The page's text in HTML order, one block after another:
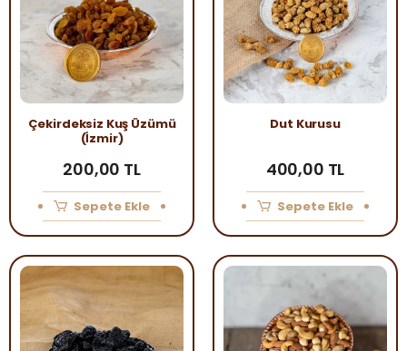
Çekirdeksiz Kuş Üzümü
(İzmir)
200,00 TL
Sepete Ekle
Dut Kurusu
400,00 TL
Sepete Ekle